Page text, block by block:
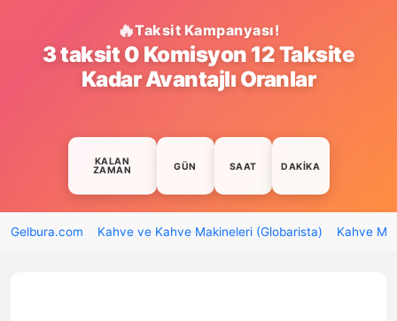
Taksit Kampanyası!
3 taksit 0 Komisyon 12 Taksite
Kadar Avantajlı Oranlar
KALAN
ZAMAN GÜN SAAT DAKIKA
Gelbura.com Kahve ve Kahve Makineleri (Globarista) Kahve